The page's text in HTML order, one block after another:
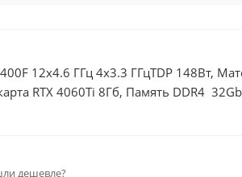
12x4.6 ГГц 4x3.3 ГГцTDP 148Вт,
RTX 4060Ti 8Гб, Память DDR4
дешевле?